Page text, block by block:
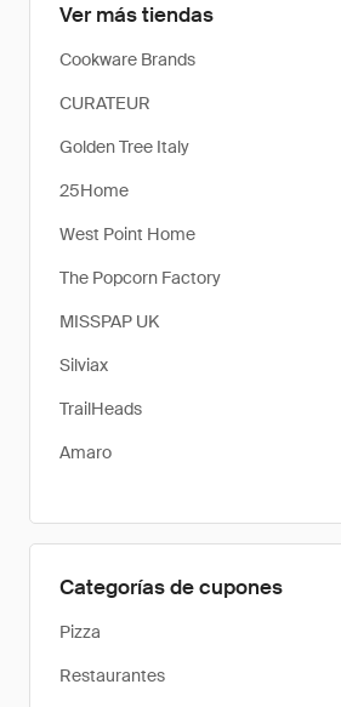
Ver más tiendas
Cookware Brands
CURATEUR
Golden Tree Italy
25Home
West Point Home
The Popcorn Factory
MISSPAP UK
Silviax
TrailHeads
Amaro
Categorías de cupones
Pizza
Restaurantes